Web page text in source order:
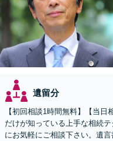
遺留分
【初回相談1時間無料】【当
だけが知っている上手な相続
にお気軽にご相談下さい。遺